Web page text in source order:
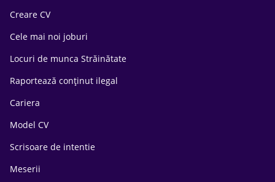
Creare CV
Cele mai noi joburi
Locuri de munca Străinătate
Raportează conținut ilegal
Cariera
Model CV
Scrisoare de intentie
Meserii